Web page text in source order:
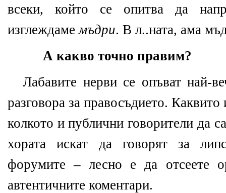
всеки, който се опитва да
изглеждамемъдри. В л..ната, ама
А какво точно правим?
Лабавите нерви се опъват най-
разговора за правосъдието. Каквито
колкото и публични говорители да
хората искат да говорят за
форумите – лесно е да отсеете
автентичните коментари.